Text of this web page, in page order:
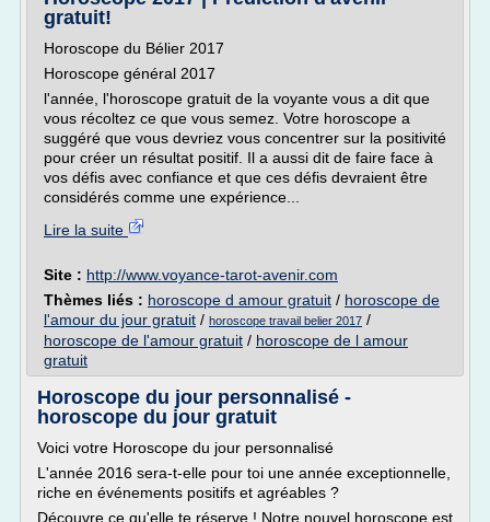
gratuit!
Horoscope du Bélier 2017
Horoscope général 2017
l'année, l'horoscope gratuit de la voyante vous a dit que
vous récoltez ce que vous semez. Votre horoscope a
suggéré que vous devriez vous concentrer sur la positivité
pour créer un résultat positif. Il a aussi dit de faire face à
vos défis avec confiance et que ces défis devraient être
considérés comme une expérience...
Lire la suite
Site : http://www.voyance-tarot-avenir.com
Thèmes liés : horoscope d amour gratuit / horoscope de
l'amour du jour gratuit / horoscope travail belier 2017 /
horoscope de l'amour gratuit / horoscope de l amour
gratuit
Horoscope du jour personnalisé -
horoscope du jour gratuit
Voici votre Horoscope du jour personnalisé
L'année 2016 sera-t-elle pour toi une année exceptionnelle,
riche en événements positifs et agréables ?
Découvre ce qu'elle te réserve ! Notre nouvel horoscope est